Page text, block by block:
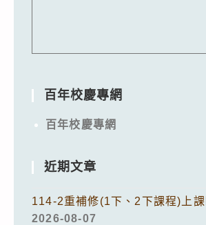
百年校慶專網
百年校慶專網
近期文章
114-2重補修(1下、2下課程)上
2026-08-07